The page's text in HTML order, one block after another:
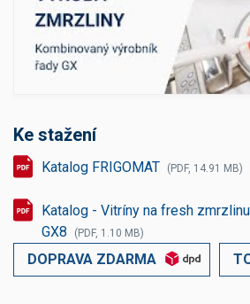
Ke stažení
Katalog FRIGOMAT (PDF, 14.91 MB)
Katalog - Vitríny na fresh
GX8
(PDF, 1.10 MB)
DOPRAVA ZDARMA